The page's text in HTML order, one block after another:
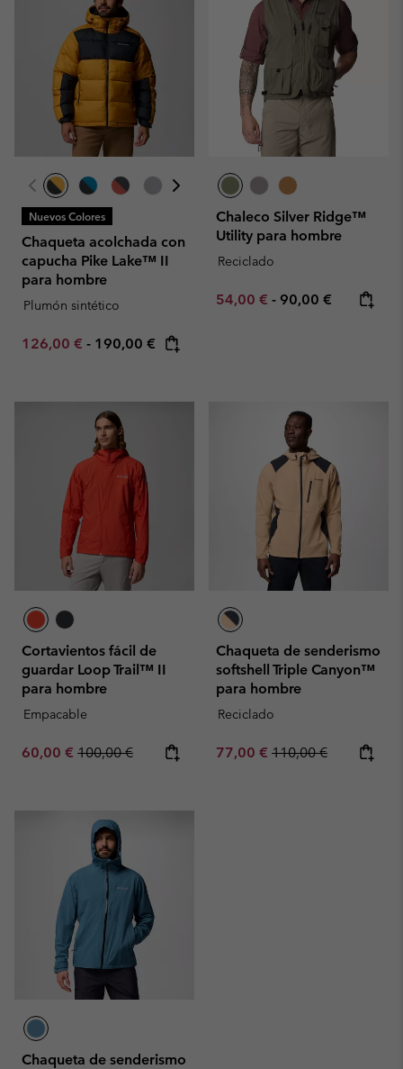
Nuevos Colores
Chaqueta acolchada con
capucha Pike Lake™ II
para hombre
Plumón sintético
Minimum sale price:
126,00 € - Maximum price:
190,00 €
Chaleco Silver Ridge™
Utility para hombre
Reciclado
Minimum sale price:
54,00 € - Maximum price:
90,00 €
Cortavientos fácil de
guardar Loop Trail™ II
para hombre
Empacable
Sale price:
60,00 € Regular price:
100,00 €
Chaqueta de senderismo
softshell Triple Canyon™
para hombre
Reciclado
Sale price:
77,00 € Regular price:
110,00 €
Chaqueta de senderismo